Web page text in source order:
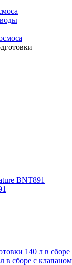
воды
в сборе с клапаном